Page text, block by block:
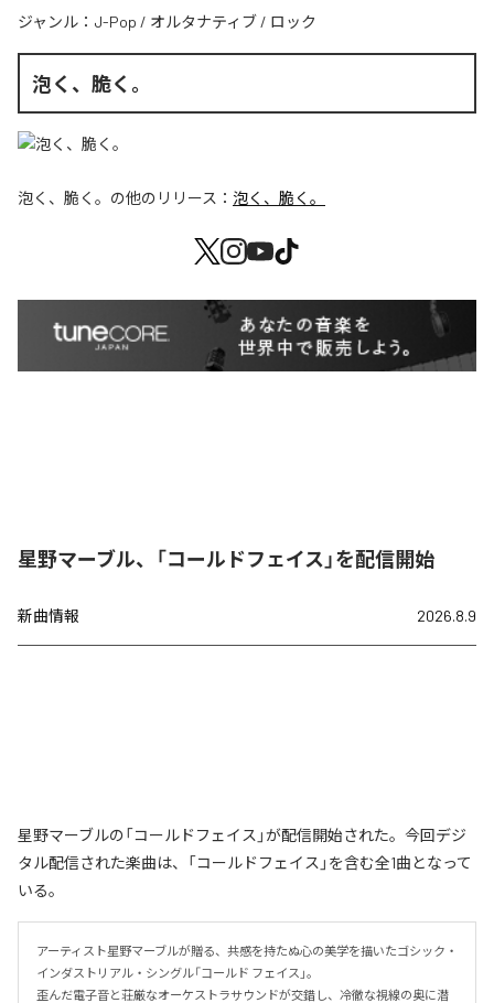
ジャンル： J-Pop / オルタナティブ / ロック
泡く、脆く。
泡く、脆く。 の他のリリース： 泡く、脆く。
星野マーブル、「コールドフェイス」を配信開始
新曲情報 2026.8.9
星野マーブルの「コールドフェイス」が配信開始された。今回デジ
タル配信された楽曲は、「コールドフェイス」を含む全1曲となって
いる。
アーティスト星野マーブルが贈る、共感を持たぬ心の美学を描いたゴシック・
インダストリアル・シングル「コールド フェイス」。
歪んだ電子音と荘厳なオーケストラサウンドが交錯し、冷徹な視線の奥に潜